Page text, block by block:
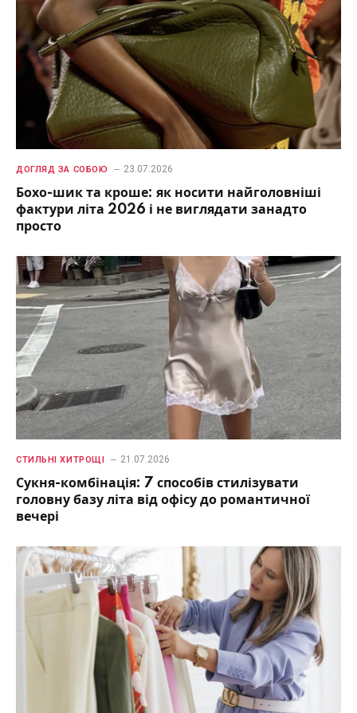
ДОГЛЯД ЗА СОБОЮ 23.07.2026
Бохо-шик та кроше: як носити найголовніші
фактури літа 2026 і не виглядати занадто
просто
СТИЛЬНІ ХИТРОЩІ 21.07.2026
Сукня-комбінація: 7 способів стилізувати
головну базу літа від офісу до романтичної
вечері